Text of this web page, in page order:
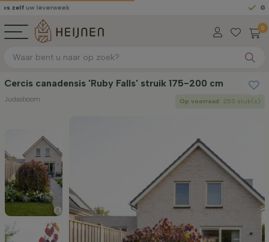
Gratis
0
Cercis canadensis 'Ruby Falls' struik 175-200 cm
Judasboom Op voorraad: 250 stuk(s)